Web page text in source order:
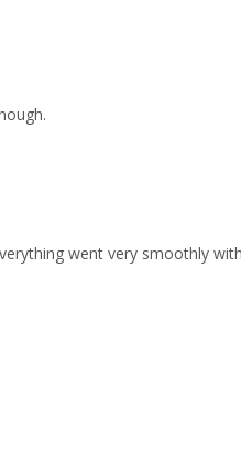
went very smoothly